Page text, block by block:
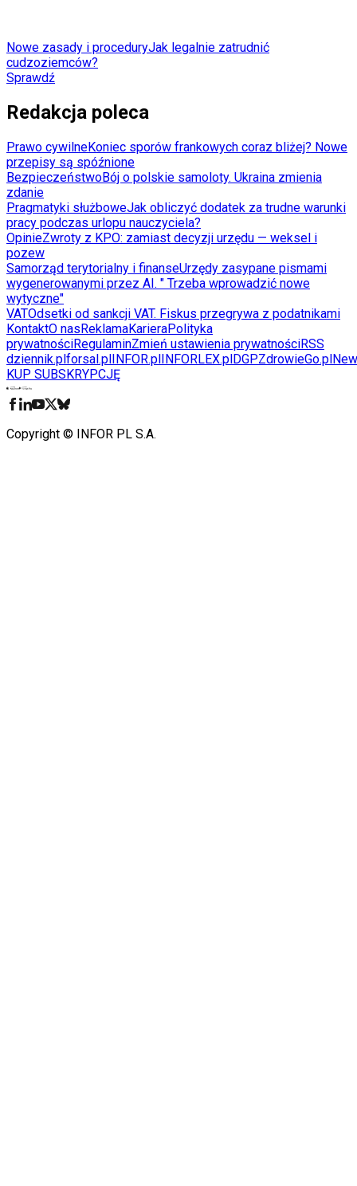
Nowe zasady i proceduryJak legalnie zatrudnić
cudzoziemców?
Sprawdź
Redakcja poleca
Prawo cywilneKoniec sporów frankowych coraz bliżej? Nowe
przepisy są spóźnione
BezpieczeństwoBój o polskie samoloty. Ukraina zmienia
zdanie
Pragmatyki służboweJak obliczyć dodatek za trudne warunki
pracy podczas urlopu nauczyciela?
OpinieZwroty z KPO: zamiast decyzji urzędu — weksel i
pozew
Samorząd terytorialny i finanseUrzędy zasypane pismami
wygenerowanymi przez AI. " Trzeba wprowadzić nowe
wytyczne"
VATOdsetki od sankcji VAT. Fiskus przegrywa z podatnikami
KontaktO nasReklamaKarieraPolityka
prywatnościRegulaminZmień ustawienia prywatnościRSS
dziennik.plforsal.plINFOR.plINFORLEX.plDGPZdrowieGo.pl
KUP SUBSKRYPCJĘ
Copyright © INFOR PL S.A.